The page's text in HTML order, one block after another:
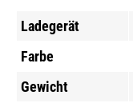
Ladegerät
Farbe
Gewicht